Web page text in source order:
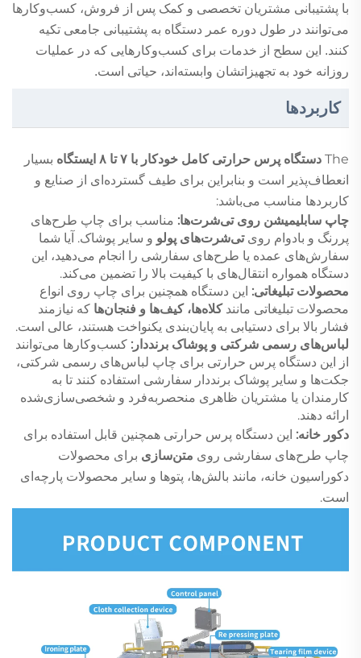
با پشتیبانی مشتریان تخصصی و کمک پس از فروش، کسب‌وکارها
می‌توانند در طول دوره عمر دستگاه به پشتیبانی جامعی تکیه
کنند. این سطح از خدمات برای کسب‌وکارهایی که در عملیات
روزانه خود به تجهیزاتشان وابسته‌اند، حیاتی است.
کاربردها
The دستگاه پرس حرارتی کامل خودکار با ۷ تا ۸ ایستگاه
بسیار
انعطاف‌پذیر است و بنابراین برای طیف گسترده‌ای از صنایع و
کاربردها مناسب می‌باشد:
چاپ سابلیمیشن روی تی‌شرت‌ها: مناسب برای چاپ طرح‌های
پررنگ و بادوام رویتی‌شرت‌های پولو و سایر پوشاک. آیا شما
سفارش‌های عمده یا طرح‌های سفارشی را انجام می‌دهید، این
دستگاه همواره انتقال‌های با کیفیت بالا را تضمین می‌کند.
محصولات تبلیغاتی: این دستگاه همچنین برای چاپ روی انواع
محصولات تبلیغاتی مانندکلاه‌ها، کیف‌ها و فنجان‌ها که نیازمند
فشار بالا برای دستیابی به پایان‌بندی یکنواخت هستند، عالی است.
لباس‌های رسمی شرکتی و پوشاک برنددار: کسب‌وکارها می‌توانند
از این دستگاه پرس حرارتی برای چاپ لباس‌های رسمی شرکتی،
جکت‌ها و سایر پوشاک برنددار سفارشی استفاده کنند تا به
کارمندان یا مشتریان ظاهری منحصربه‌فرد و شخصی‌سازی‌شده
ارائه دهند.
دکور خانه: این دستگاه پرس حرارتی همچنین قابل استفاده برای
چاپ طرح‌های سفارشی روی متن‌سازی برای محصولات
دکوراسیون خانه، مانند بالش‌ها، پتوها و سایر محصولات پارچه‌ای
است.